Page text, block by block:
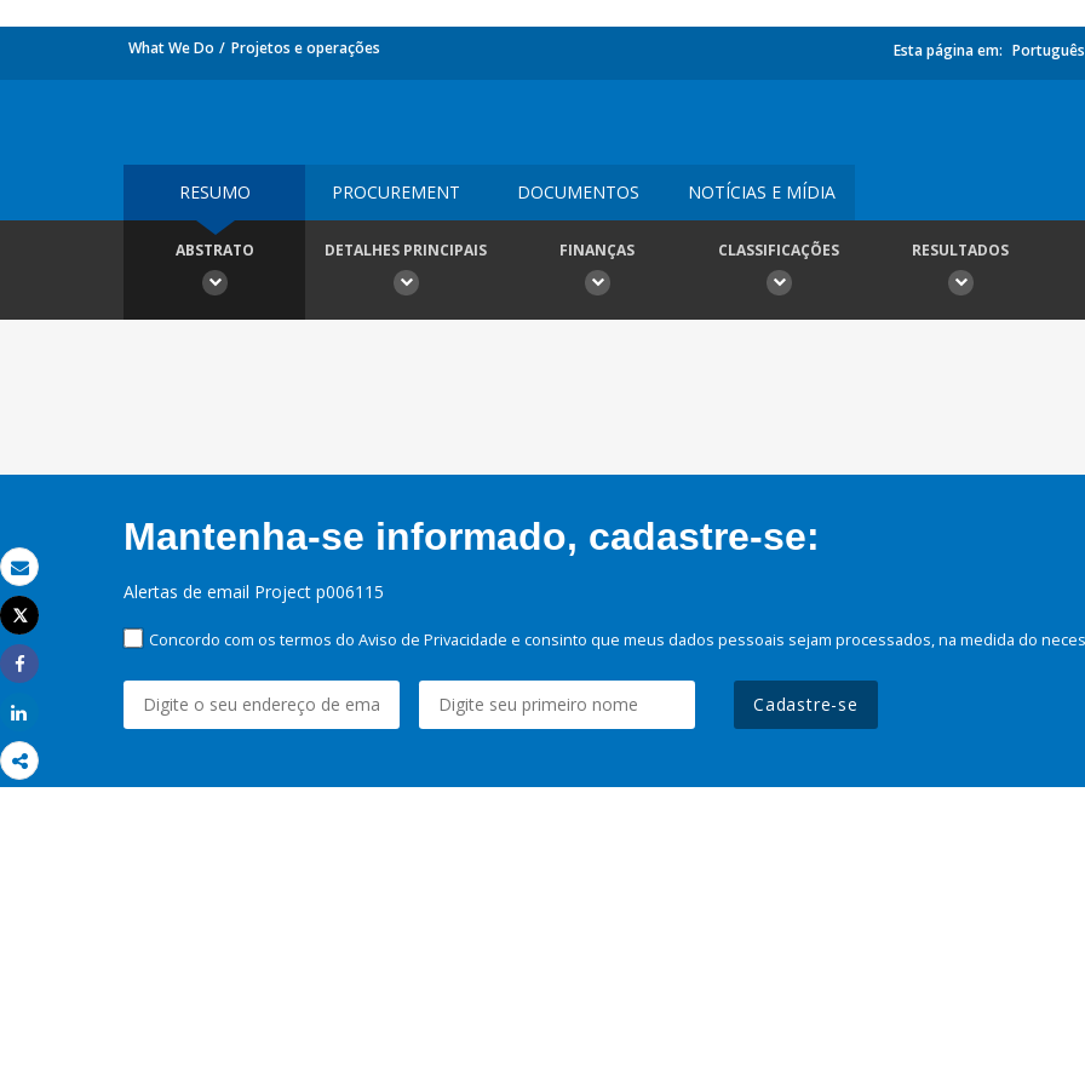
Email
Imprimir
Tweet
Share
What We Do Projetos e operações Esta página em: Português
RESUMO PROCUREMENT DOCUMENTOS NOTÍCIAS E MÍDIA
ABSTRATO DETALHES PRINCIPAIS FINANÇAS CLASSIFICAÇÕES RESULTADOS
Mantenha-se informado, cadastre-se:
Alertas de email Project p006115
Concordo com os termos do Aviso de Privacidade e consinto que meus dados pessoais sejam processados, na medida do
Cadastre-se